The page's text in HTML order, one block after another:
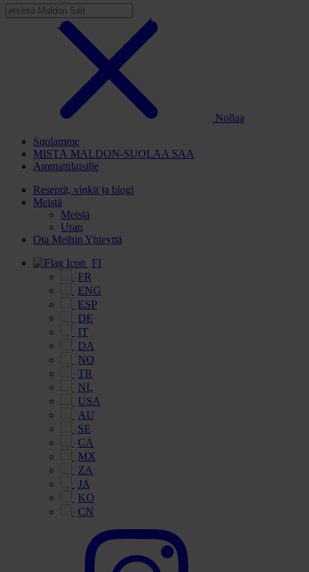
Nollaa
Suolamme
MISTÄ MALDON-SUOLAA SAA
Ammattilaisille
Reseptit, vinkit ja blogi
Meistä
Meistä
Uran
Ota Meihin Yhteyttä
FI
FR
ENG
ESP
DE
IT
DA
NO
TR
NL
USA
AU
SE
CA
MX
ZA
JA
KO
CN